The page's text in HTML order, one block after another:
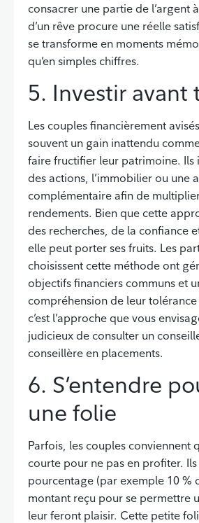
consacrer une partie de l’argent
d’un rêve procure une réelle
se transforme en moments
qu’en simples chiffres.
5. Investir avant
Les couples financièrement
souvent un gain inattendu
faire fructifier leur patrimoine. Ils
des actions, l’immobilier ou une
complémentaire afin de
rendements. Bien que cette
des recherches, de la confiance
elle peut porter ses fruits. Les
choisissent cette méthode ont
objectifs financiers communs et
compréhension de leur tolérance
c’est l’approche que vous
judicieux de consulter un
conseillère en placements.
6. S’entendre
une folie
Parfois, les couples conviennent
courte pour ne pas en profiter.
pourcentage (par exemple 10 %
montant reçu pour se permettre
leur feront plaisir. Cette petite